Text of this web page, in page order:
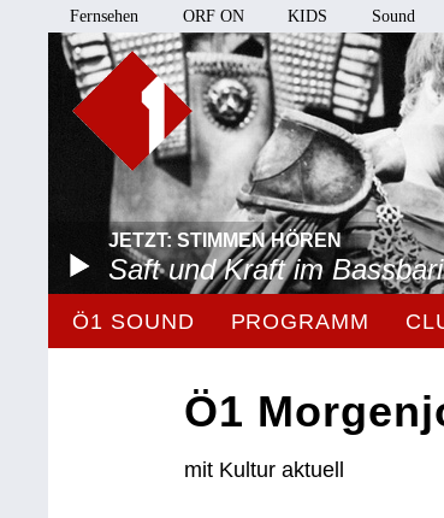
Fernsehen ORF ON KIDS Sound
JETZT: STIMMEN HÖREN
Saft und Kraft im
Ö1 SOUND PROGRAMM
Ö1
mit Kultur aktuell